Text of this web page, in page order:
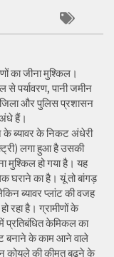
का जीना मुश्किल।
पर्यावरण, पानी जमीन
जिला और पुलिस प्रशासन
अंधे हैं।
ब्यावर के निकट अंधेरी
लगा हुआ है उसकी
मुश्किल हो गया है। यह
घराने का है। यूं तो बांगड़
ब्यावर प्लांट की वजह
रहा है। ग्रामीणों के
प्रतिबंधित केमिकल का
बनाने के काम आने वाले
कोयले की कीमत बढ़ने के